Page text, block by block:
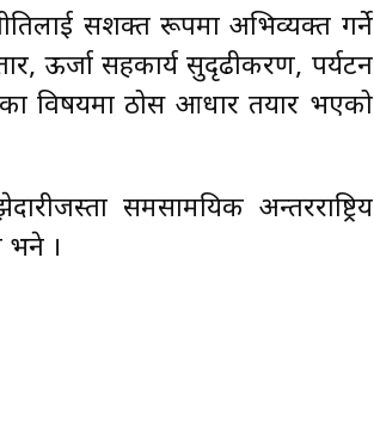
सशक्त रूपमा अभिव्यक्त गर्ने
ऊर्जा सहकार्य सुदृढीकरण, पर्यटन
विषयमा ठोस आधार तयार भएको
समसामयिक अन्तरराष्ट्रिय
भने ।